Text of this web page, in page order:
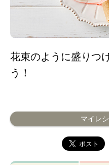
花束のように盛りつ
う！
マイレ